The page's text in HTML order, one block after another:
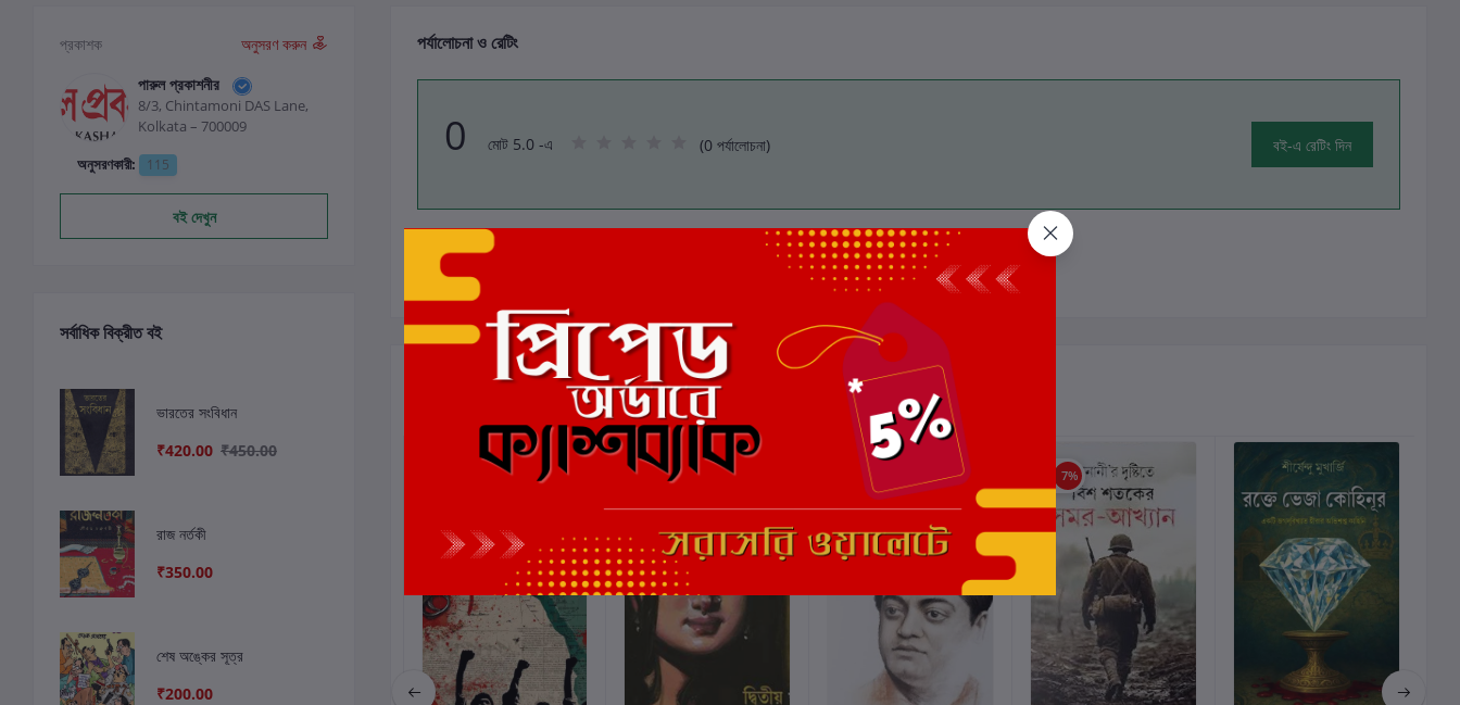
প্রকাশক
অনুসরণ করুন
পারুল প্রকাশনীর
8/3, Chintamoni DAS Lane,
Kolkata – 700009
অনুসরণকারী:
115
বই দেখুন
সর্বাধিক বিক্রীত বই
ভারতের সংবিধান
₹420.00 ₹450.00
রাজ নর্তকী
₹350.00
শেষ অঙ্কের সূত্র
₹200.00
পর্যালোচনা ও রেটিং
0 মোট 5.0 -এ (0 পর্যালোচনা) বই-এ রেটিং দিন
এই বইয়ের জন্য এখনও কোন পর্যালোচনা নেই
13% ছাড় 6% 6% 7%